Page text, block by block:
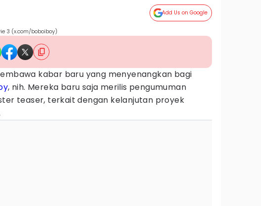
Add Us on Google
3 (x.com/boboiboy)
kabar baru yang menyenangkan bagi
, nih. Mereka baru saja merilis pengumuman
teaser, terkait dengan kelanjutan proyek